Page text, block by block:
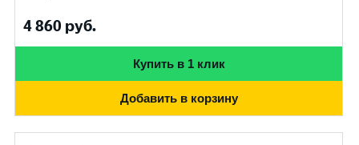
4 860 руб.
Купить в 1 клик
Добавить в корзину